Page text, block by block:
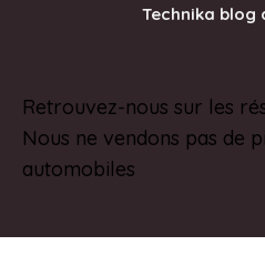
Technika blog
Retrouvez-nous sur les
Nous ne vendons pas de
automobiles